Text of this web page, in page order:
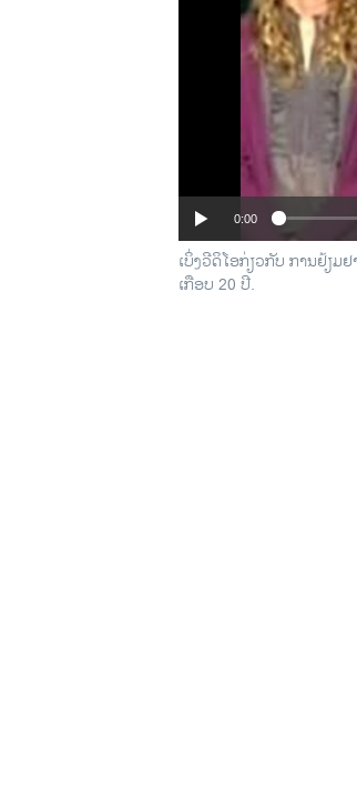
0:00
ເບິ່ງວີດິໂອກ່ຽວກັບ ການຢ້ຽ
ເກືອບ 20 ປີ.